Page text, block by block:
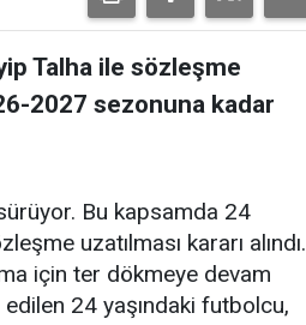
Talha ile sözleşme
2027 sezonuna kadar
Bu kapsamda 24
uzatılması kararı alındı.
için ter dökmeye devam
24 yaşındaki futbolcu,